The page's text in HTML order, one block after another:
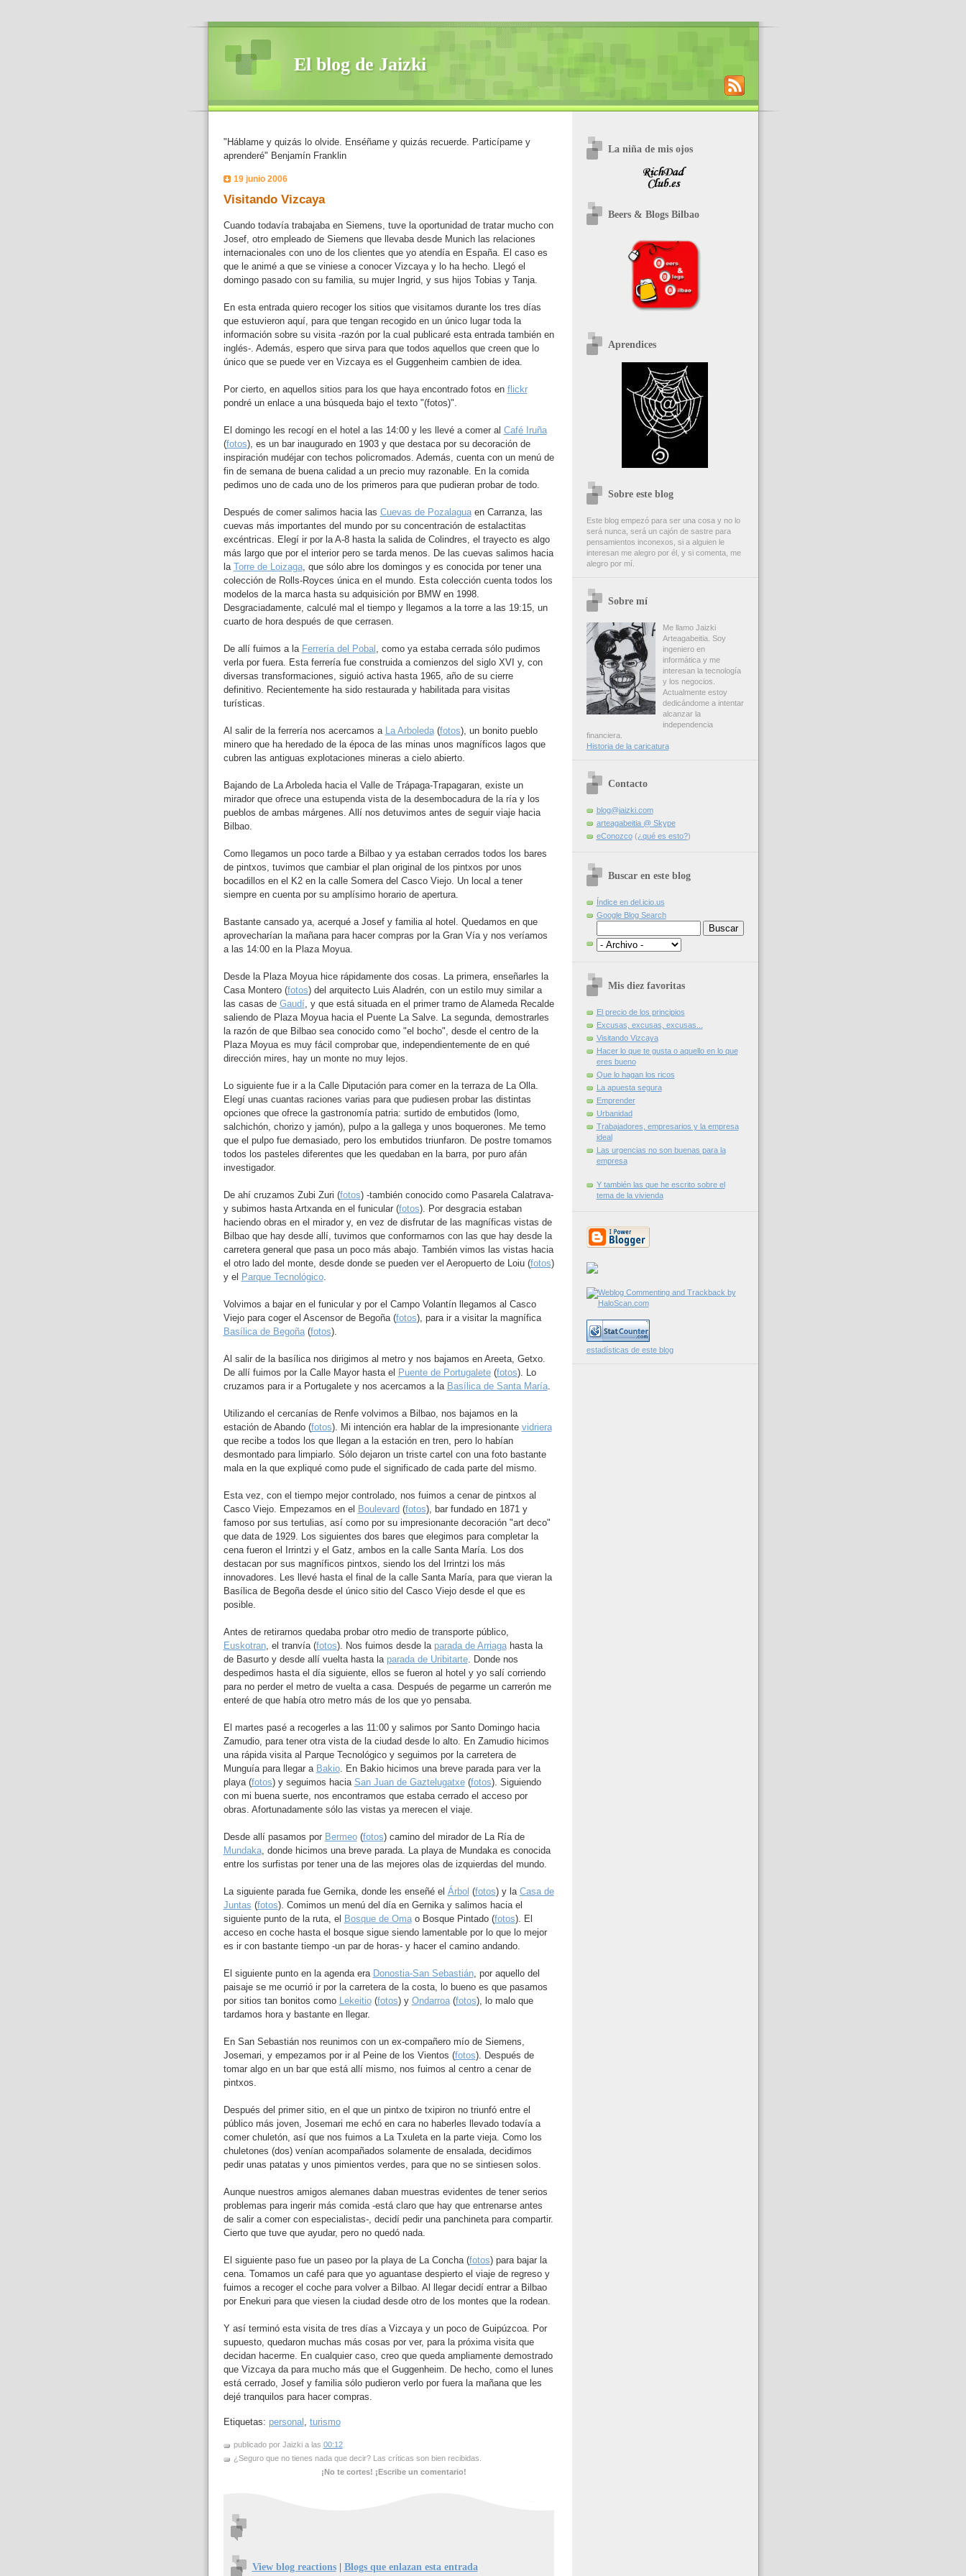
El blog de Jaizki
"Háblame y quizás lo olvide. Enséñame y quizás recuerde. Particípame y
aprenderé" Benjamín Franklin
19 junio 2006
Visitando Vizcaya
Cuando todavía trabajaba en Siemens, tuve la oportunidad de tratar mucho con
Josef, otro empleado de Siemens que llevaba desde Munich las relaciones
internacionales con uno de los clientes que yo atendía en España. El caso es
que le animé a que se viniese a conocer Vizcaya y lo ha hecho. Llegó el
domingo pasado con su familia, su mujer Ingrid, y sus hijos Tobias y Tanja.
En esta entrada quiero recoger los sitios que visitamos durante los tres días
que estuvieron aquí, para que tengan recogido en un único lugar toda la
información sobre su visita -razón por la cual publicaré esta entrada también en
inglés-. Además, espero que sirva para que todos aquellos que creen que lo
único que se puede ver en Vizcaya es el Guggenheim cambien de idea.
Por cierto, en aquellos sitios para los que haya encontrado fotos en flickr
pondré un enlace a una búsqueda bajo el texto "(fotos)".
El domingo les recogí en el hotel a las 14:00 y les llevé a comer al Café Iruña
(fotos), es un bar inaugurado en 1903 y que destaca por su decoración de
inspiración mudéjar con techos policromados. Además, cuenta con un menú de
fin de semana de buena calidad a un precio muy razonable. En la comida
pedimos uno de cada uno de los primeros para que pudieran probar de todo.
Después de comer salimos hacia las Cuevas de Pozalaguaen Carranza, las
cuevas más importantes del mundo por su concentración de estalactitas
excéntricas. Elegí ir por la A-8 hasta la salida de Colindres, el trayecto es algo
más largo que por el interior pero se tarda menos. De las cuevas salimos hacia
la Torre de Loizaga, que sólo abre los domingos y es conocida por tener una
colección de Rolls-Royces única en el mundo. Esta colección cuenta todos los
modelos de la marca hasta su adquisición por BMW en 1998.
Desgraciadamente, calculé mal el tiempo y llegamos a la torre a las 19:15, un
cuarto de hora después de que cerrasen.
De allí fuimos a la Ferrería del Pobal , como ya estaba cerrada sólo pudimos
verla por fuera. Esta ferrería fue construida a comienzos del siglo XVI y, con
diversas transformaciones, siguió activa hasta 1965, año de su cierre
definitivo. Recientemente ha sido restaurada y habilitada para visitas
turísticas.
Al salir de la ferrería nos acercamos a La Arboleda(fotos), un bonito pueblo
minero que ha heredado de la época de las minas unos magníficos lagos que
cubren las antiguas explotaciones mineras a cielo abierto.
Bajando de La Arboleda hacia el Valle de Trápaga-Trapagaran, existe un
mirador que ofrece una estupenda vista de la desembocadura de la ría y los
pueblos de ambas márgenes. Allí nos detuvimos antes de seguir viaje hacia
Bilbao.
Como llegamos un poco tarde a Bilbao y ya estaban cerrados todos los bares
de pintxos, tuvimos que cambiar el plan original de los pintxos por unos
bocadillos en el K2 en la calle Somera del Casco Viejo. Un local a tener
siempre en cuenta por su amplísimo horario de apertura.
Bastante cansado ya, acerqué a Josef y familia al hotel. Quedamos en que
aprovecharían la mañana para hacer compras por la Gran Vía y nos veríamos
a las 14:00 en la Plaza Moyua.
Desde la Plaza Moyua hice rápidamente dos cosas. La primera, enseñarles la
Casa Montero (fotos) del arquitecto Luis Aladrén, con un estilo muy similar a
las casas de Gaudí, y que está situada en el primer tramo de Alameda Recalde
saliendo de Plaza Moyua hacia el Puente La Salve. La segunda, demostrarles
la razón de que Bilbao sea conocido como "el bocho", desde el centro de la
Plaza Moyua es muy fácil comprobar que, independientemente de en qué
dirección mires, hay un monte no muy lejos.
Lo siguiente fue ir a la Calle Diputación para comer en la terraza de La Olla.
Elegí unas cuantas raciones varias para que pudiesen probar las distintas
opciones que ofrece la gastronomía patria: surtido de embutidos (lomo,
salchichón, chorizo y jamón), pulpo a la gallega y unos boquerones. Me temo
que el pulpo fue demasiado, pero los embutidos triunfaron. De postre tomamos
todos los pasteles diferentes que les quedaban en la barra, por puro afán
investigador.
De ahí cruzamos Zubi Zuri (fotos) -también conocido como Pasarela Calatrava-
y subimos hasta Artxanda en el funicular (fotos). Por desgracia estaban
haciendo obras en el mirador y, en vez de disfrutar de las magníficas vistas de
Bilbao que hay desde allí, tuvimos que conformarnos con las que hay desde la
carretera general que pasa un poco más abajo. También vimos las vistas hacia
el otro lado del monte, desde donde se pueden ver el Aeropuerto de Loiu (fotos)
y el Parque Tecnológico.
Volvimos a bajar en el funicular y por el Campo Volantín llegamos al Casco
Viejo para coger el Ascensor de Begoña (fotos), para ir a visitar la magnífica
Basílica de Begoña(fotos).
Al salir de la basílica nos dirigimos al metro y nos bajamos en Areeta, Getxo.
De allí fuimos por la Calle Mayor hasta el Puente de Portugalete(fotos). Lo
cruzamos para ir a Portugalete y nos acercamos a la Basílica de Santa María.
Utilizando el cercanías de Renfe volvimos a Bilbao, nos bajamos en la
estación de Abando (fotos). Mi intención era hablar de la impresionante vidriera
que recibe a todos los que llegan a la estación en tren, pero lo habían
desmontado para limpiarlo. Sólo dejaron un triste cartel con una foto bastante
mala en la que expliqué como pude el significado de cada parte del mismo.
Esta vez, con el tiempo mejor controlado, nos fuimos a cenar de pintxos al
Casco Viejo. Empezamos en el Boulevard(fotos), bar fundado en 1871 y
famoso por sus tertulias, así como por su impresionante decoración "art deco"
que data de 1929. Los siguientes dos bares que elegimos para completar la
cena fueron el Irrintzi y el Gatz, ambos en la calle Santa María. Los dos
destacan por sus magníficos pintxos, siendo los del Irrintzi los más
innovadores. Les llevé hasta el final de la calle Santa María, para que vieran la
Basílica de Begoña desde el único sitio del Casco Viejo desde el que es
posible.
Antes de retirarnos quedaba probar otro medio de transporte público,
Euskotran, el tranvía (fotos). Nos fuimos desde la parada de Arriagahasta la
de Basurto y desde allí vuelta hasta la parada de Uribitarte. Donde nos
despedimos hasta el día siguiente, ellos se fueron al hotel y yo salí corriendo
para no perder el metro de vuelta a casa. Después de pegarme un carrerón me
enteré de que había otro metro más de los que yo pensaba.
El martes pasé a recogerles a las 11:00 y salimos por Santo Domingo hacia
Zamudio, para tener otra vista de la ciudad desde lo alto. En Zamudio hicimos
una rápida visita al Parque Tecnológico y seguimos por la carretera de
Munguía para llegar a Bakio. En Bakio hicimos una breve parada para ver la
playa (fotos) y seguimos hacia San Juan de Gaztelugatxe(fotos). Siguiendo
con mi buena suerte, nos encontramos que estaba cerrado el acceso por
obras. Afortunadamente sólo las vistas ya merecen el viaje.
Desde allí pasamos por Bermeo(fotos) camino del mirador de La Ría de
Mundaka, donde hicimos una breve parada. La playa de Mundaka es conocida
entre los surfistas por tener una de las mejores olas de izquierdas del mundo.
La siguiente parada fue Gernika, donde les enseñé el Árbol (fotos) y la Casa de
Juntas (fotos). Comimos un menú del día en Gernika y salimos hacia el
siguiente punto de la ruta, el Bosque de Omao Bosque Pintado (fotos). El
acceso en coche hasta el bosque sigue siendo lamentable por lo que lo mejor
es ir con bastante tiempo -un par de horas- y hacer el camino andando.
El siguiente punto en la agenda era Donostia-San Sebastián, por aquello del
paisaje se me ocurrió ir por la carretera de la costa, lo bueno es que pasamos
por sitios tan bonitos como Lekeitio(fotos) y Ondarroa(fotos), lo malo que
tardamos hora y bastante en llegar.
En San Sebastián nos reunimos con un ex-compañero mío de Siemens,
Josemari, y empezamos por ir al Peine de los Vientos (fotos). Después de
tomar algo en un bar que está allí mismo, nos fuimos al centro a cenar de
pintxos.
Después del primer sitio, en el que un pintxo de txipiron no triunfó entre el
público más joven, Josemari me echó en cara no haberles llevado todavía a
comer chuletón, así que nos fuimos a La Txuleta en la parte vieja. Como los
chuletones (dos) venían acompañados solamente de ensalada, decidimos
pedir unas patatas y unos pimientos verdes, para que no se sintiesen solos.
Aunque nuestros amigos alemanes daban muestras evidentes de tener serios
problemas para ingerir más comida -está claro que hay que entrenarse antes
de salir a comer con especialistas-, decidí pedir una panchineta para compartir.
Cierto que tuve que ayudar, pero no quedó nada.
El siguiente paso fue un paseo por la playa de La Concha (fotos) para bajar la
cena. Tomamos un café para que yo aguantase despierto el viaje de regreso y
fuimos a recoger el coche para volver a Bilbao. Al llegar decidí entrar a Bilbao
por Enekuri para que viesen la ciudad desde otro de los montes que la rodean.
Y así terminó esta visita de tres días a Vizcaya y un poco de Guipúzcoa. Por
supuesto, quedaron muchas más cosas por ver, para la próxima visita que
decidan hacerme. En cualquier caso, creo que queda ampliamente demostrado
que Vizcaya da para mucho más que el Guggenheim. De hecho, como el lunes
está cerrado, Josef y familia sólo pudieron verlo por fuera la mañana que les
dejé tranquilos para hacer compras.
Etiquetas: personal turismo
publicado por Jaizki a las 00:12
¿Seguro que no tienes nada que decir? Las críticas son bien recibidas.
¡No te cortes! ¡Escribe un comentario!
View blog reactions| Blogs que enlazan esta entrada
La niña de mis ojos
Beers & Blogs Bilbao
Aprendices
Sobre este blog
Este blog empezó para ser una cosa y no lo
será nunca, será un cajón de sastre para
pensamientos inconexos, si a alguien le
interesan me alegro por él, y si comenta, me
alegro por mí.
Sobre mí
Me llamo Jaizki
Arteagabeitia. Soy
ingeniero en
informática y me
interesan la tecnología
y los negocios.
Actualmente estoy
dedicándome a intentar
alcanzar la
independencia
financiera.
Historia de la caricatura
Contacto
blog@jaizki.com
arteagabeitia @ Skype
eConozco(¿qué es esto?)
Buscar en este blog
Índice en del.icio.us
Google Blog Search
Mis diez favoritas
El precio de los principios
Excusas, excusas, excusas...
Visitando Vizcaya
Hacer lo que te gusta o aquello en lo que
eres bueno
Que lo hagan los ricos
La apuesta segura
Emprender
Urbanidad
Trabajadores, empresarios y la empresa
ideal
Las urgencias no son buenas para la
empresa
Y también las que he escrito sobre el
tema de la vivienda
estadísticas de este blog